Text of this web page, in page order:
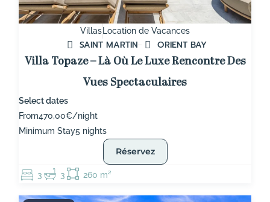
Villas Location de Vacances
SAINT MARTIN
ORIENT BAY
Villa Topaze – Là Où Le Luxe Rencontre Des
Vues Spectaculaires
Select dates
From470,00€/night
Minimum Stay5 nights
Réservez
3 3 260 m²